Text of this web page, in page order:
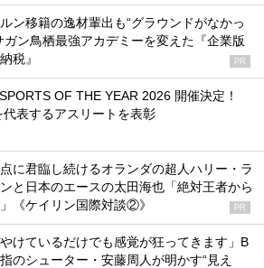
ルン移籍の逸材輩出も“グラウンドがなかっ
ン鳥栖最強アカデミーを変えた『企業版
税』
PR
OF THE YEAR 2026 開催決定！
代表するアスリートを表彰
に君臨し続けるオランダの超人ハリー・ラ
と日本のエースの太田海也「絶対王者から
《ケイリン国際対談②》
PR
やけているだけでも感覚が狂ってきます」B
のシューター・安藤周人が明かす“見え